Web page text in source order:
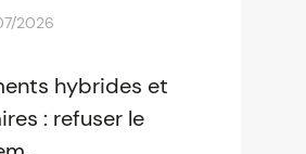
2026
hybrides et
: refuser le